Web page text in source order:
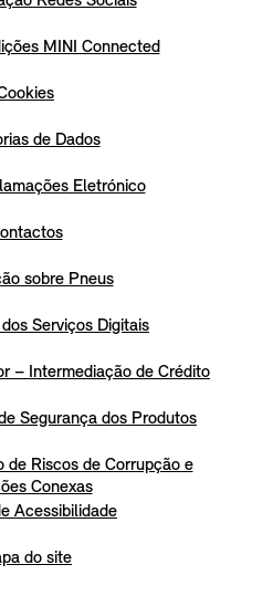
MINI Connected
de Dados
Eletrónico
sobre Pneus
Serviços Digitais
– Intermediação de Crédito
Segurança dos Produtos
de Riscos de Corrupção e
Conexas
Acessibilidade
do site